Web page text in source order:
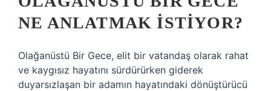
NE ANLATMAK ISTIYOR?
Olağanüstü Bir Gece, elit bir vatandaş olarak rahat
ve kaygısız hayatını sürdürürken giderek
duyarsızlaşan bir adamın hayatındaki dönüştürücü